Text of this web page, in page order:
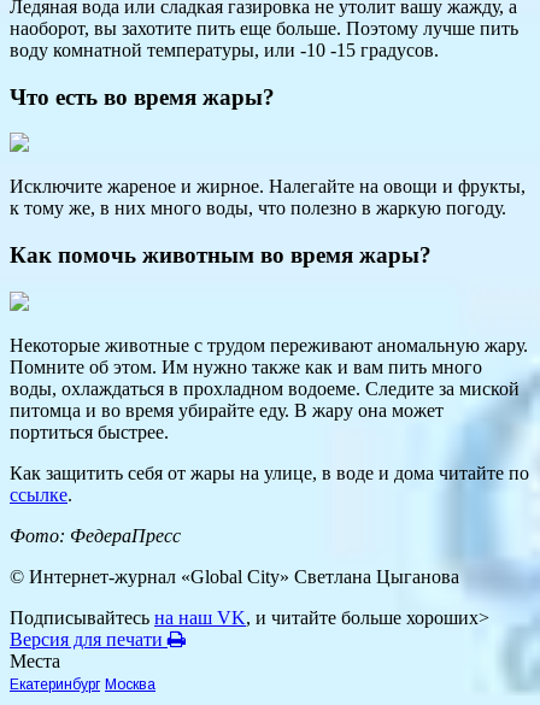
Ледяная вода или сладкая газировка не утолит вашу жажду, а
наоборот, вы захотите пить еще больше. Поэтому лучше пить
воду комнатной температуры, или -10 -15 градусов.
Что есть во время жары?
Исключите жареное и жирное. Налегайте на овощи и фрукты,
к тому же, в них много воды, что полезно в жаркую погоду.
Как помочь животным во время жары?
Некоторые животные с трудом переживают аномальную жару.
Помните об этом. Им нужно также как и вам пить много
воды, охлаждаться в прохладном водоеме. Следите за миской
питомца и во время убирайте еду. В жару она может
портиться быстрее.
Как защитить себя от жары на улице, в воде и дома читайте по
ссылке.
Фото: ФедераПресс
© Интернет-журнал «Global City» Светлана Цыганова
Подписывайтесь на наш VK, и читайте больше хороших>
Версия для печати
Места
Екатеринбург Москва